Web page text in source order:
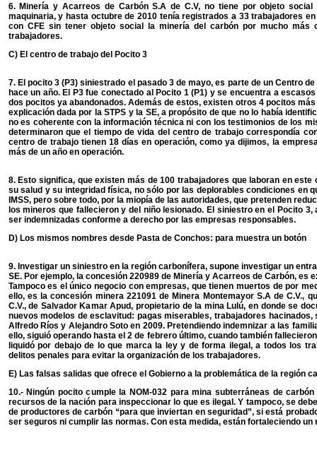
6. Minería y Acarreos de Carbón S.A de C.V, no tiene por objeto
maquinaria, y hasta octubre de 2010 tenía registrados a 33 trabajadores
con CFE sin tener objeto social la minería del carbón por mucho más
trabajadores.
C) El centro de trabajo del Pocito 3
7. El pocito 3 (P3) siniestrado el pasado 3 de mayo, es parte de un Centro
hace un año. El P3 fue conectado al Pocito 1 (P1) y se encuentra a
dos pocitos ya abandonados. Además de estos, existen otros 4 pocitos
explicación dada por la STPS y la SE, a propósito de que no lo había
no es coherente con la información técnica ni con los testimonios de los
determinaron que el tiempo de vida del centro de trabajo correspondía
centro de trabajo tienen 18 días en operación, como ya dijimos, la
más de un año en operación.
8. Esto significa, que existen más de 100 trabajadores que laboran en
su salud y su integridad física, no sólo por las deplorables condiciones en
IMSS, pero sobre todo, por la miopía de las autoridades, que pretenden
los mineros que fallecieron y del niño lesionado. El siniestro en el Pocito
ser indemnizadas conforme a derecho por las empresas responsables.
D) Los mismos nombres desde Pasta de Conchos: para muestra un botón
9. Investigar un siniestro en la región carbonífera, supone investigar un
SE. Por ejemplo, la concesión 220989 de Minería y Acarreos de Carbón, es
Tampoco es el único negocio con empresas, que tienen muertos de por
ello, es la concesión minera 221091 de Minera Montemayor S.A de C.V.,
C.V., de Salvador Kamar Apud, propietario de la mina Lulú, en donde se
nuevos modelos de esclavitud: pagas miserables, trabajadores
Alfredo Ríos y Alejandro Soto en 2009. Pretendiendo indemnizar a las
ello, siguió operando hasta el 2 de febrero último, cuando también
liquidó por debajo de lo que marca la ley y de forma ilegal, a todos los
delitos penales para evitar la organización de los trabajadores.
E) Las falsas salidas que ofrece el Gobierno a la problemática de la región
10.- Ningún pocito cumple la NOM-032 para mina subterráneas de
recursos de la nación para inspeccionar lo que es ilegal. Y tampoco, se
de productores de carbón “para que inviertan en seguridad”, si está
ser seguros ni cumplir las normas. Con esta medida, están fortaleciendo